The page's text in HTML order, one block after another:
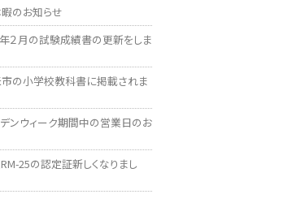
のお知らせ
２月の試験成績書の更新をしま
の小学校教科書に掲載されま
ンウィーク期間中の営業日のお
25の認定証新しくなりまし